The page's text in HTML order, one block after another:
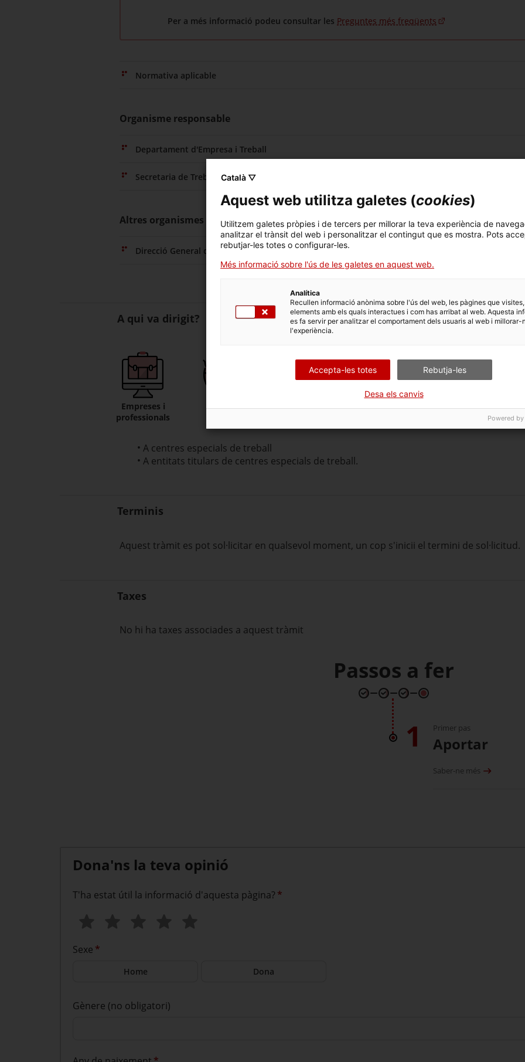
Per a més informació podeu consultar les Preguntes més freqüents
Normativa aplicable
Organisme responsable
Departament d'Empresa i Treball
Secretaria de Treball
Altres organismes relacionats
Direcció General d'Economia Social i Solidària i el Cooperativisme
A qui va dirigit?
Empreses i
professionals
Entitats
A centres especials de treball
A entitats titulars de centres especials de treball.
Terminis
Aquest tràmit es pot sol·licitar en qualsevol moment, un cop s'inicii el termini de sol·licitud.
Taxes
No hi ha taxes associades a aquest tràmit
Passos a fer
1 Primer pas
Aportar
Saber-ne més
Dona'ns la teva opinió
T'ha estat útil la informació d'aquesta pàgina? *
Sexe *
Home Dona
Gènere (no obligatori)
Català ▽
Aquest web utilitza galetes (cookies)
Utilitzem galetes pròpies i de tercers per millorar la teva experiència de
analitzar el trànsit del web i personalitzar el contingut que es mostra. Pots
rebutjar-les totes o configurar-les.
Més informació sobre l'ús de les galetes en aquest web.
Analítica
Recullen informació anònima sobre l'ús del web, les pàgines que
elements amb els quals interactues i com has arribat al web. Aquesta
es fa servir per analitzar el comportament dels usuaris al web i millorar-
l'experiència.
Accepta-les totes Rebutja-les
Desa els canvis
Powered by